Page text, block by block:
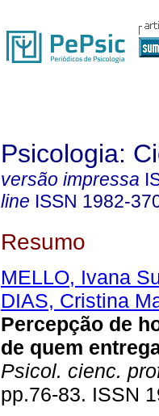
Psicologia:
versão impressa
line ISSN 1982-
Resumo
MELLO, Ivana
DIAS, Cristina
Percepção de
de quem
Psicol. cienc.
pp.76-83. ISSN